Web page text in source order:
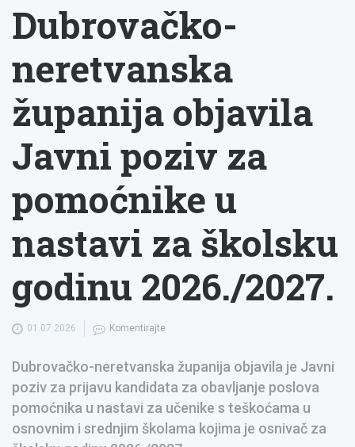
Dubrovačko-
neretvanska
županija objavila
Javni poziv za
pomoćnike u
nastavi za školsku
godinu 2026./2027.
01.07.2026 Komentirajte
Dubrovačko-neretvanska županija objavila je Javni
poziv za prijavu kandidata za obavljanje poslova
pomoćnika u nastavi za učenike s teškoćama u
osnovnim i srednjim školama kojima je osnivač za